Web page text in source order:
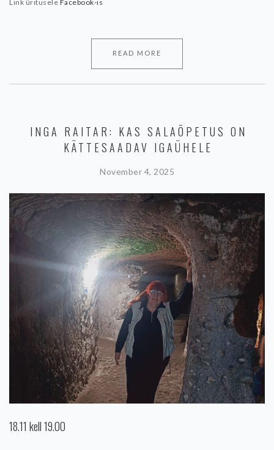
Link üritusele Facebook-is
READ MORE
INGA RAITAR: KAS SALAÕPETUS ON
KÄTTESAADAV IGAÜHELE
November 4, 2025
18.11 kell 19.00